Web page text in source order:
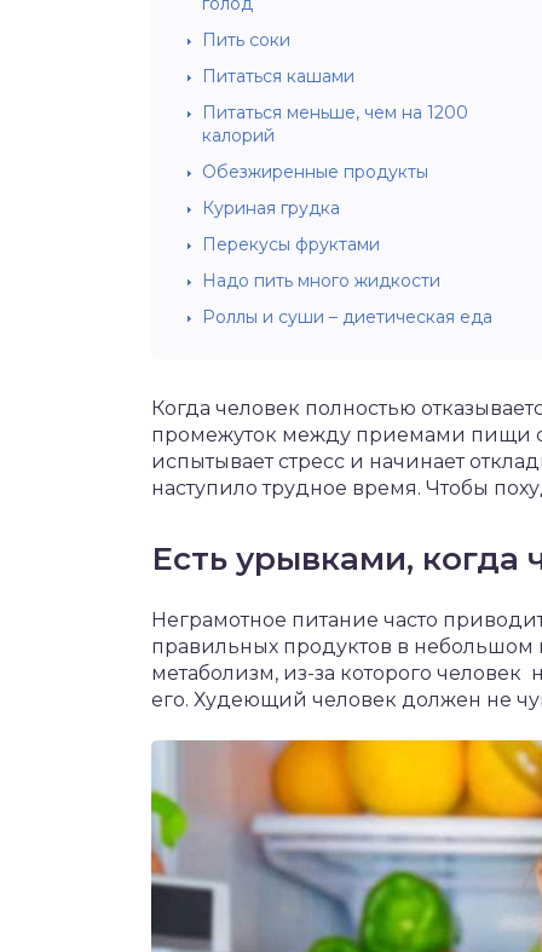
Пить соки
Питаться кашами
Питаться меньше, чем на 1200
калорий
Обезжиренные продукты
Куриная грудка
Перекусы фруктами
Надо пить много жидкости
Роллы и суши – диетическая еда
Когда человек полностью
промежуток между приемами пищи
испытывает стресс и начинает
наступило трудное время. Чтобы
Есть урывками, когда
Неграмотное питание часто
правильных продуктов в небольшом
метаболизм, из-за которого человек
его. Худеющий человек должен не